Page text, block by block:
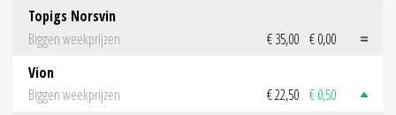
Topigs Norsvin
Biggen weekprijzen
€ 35,00 € 0,00
Vion
Biggen weekprijzen
€ 22,50 € 0,50